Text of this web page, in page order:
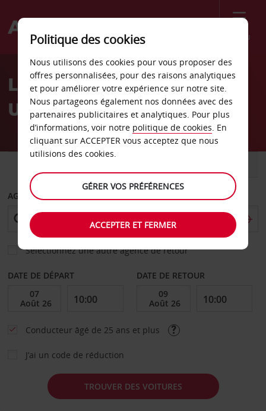
Menu
Welcome
AvisLocation de voiture
Ushuaia
AGENCE DE DÉPART
Sélectionnez une autre agence de retour
DATE DE DÉPART DATE DE RETOUR
Conducteur âgé de 25 ans et plus
J’ai un code de réduction
TROUVER DES VOITURES
Politique des cookies
Nous utilisons des cookies pour vous proposer des
offres personnalisées, pour des raisons analytiques
et pour améliorer votre expérience sur notre site.
Nous partageons également nos données avec des
partenaires publicitaires et analytiques. Pour plus
d’informations, voir notre politique de cookies. En
cliquant sur ACCEPTER vous acceptez que nous
utilisions des cookies.
GÉRER VOS PRÉFÉRENCES
ACCEPTER ET FERMER